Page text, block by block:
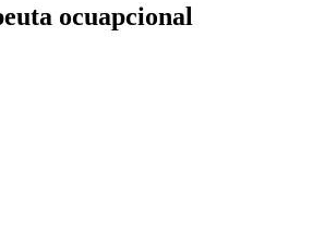
ocuapcional